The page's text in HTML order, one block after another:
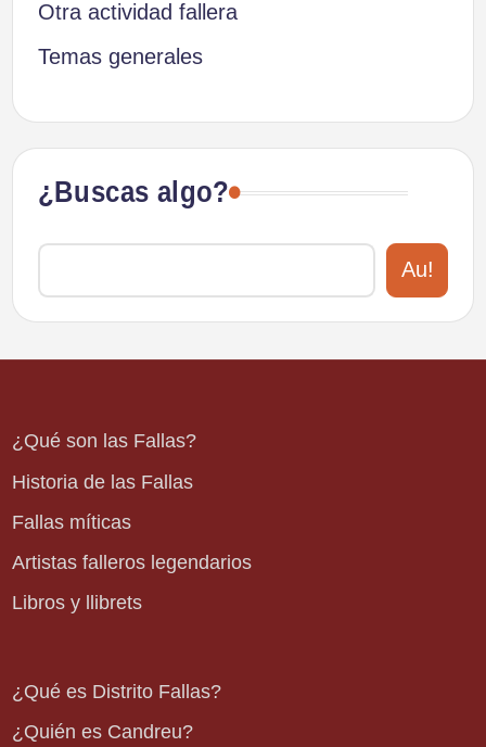
Otra actividad fallera
Temas generales
¿Buscas algo?
Au!
¿Qué son las Fallas?
Historia de las Fallas
Fallas míticas
Artistas falleros legendarios
Libros y llibrets
¿Qué es Distrito Fallas?
¿Quién es Candreu?